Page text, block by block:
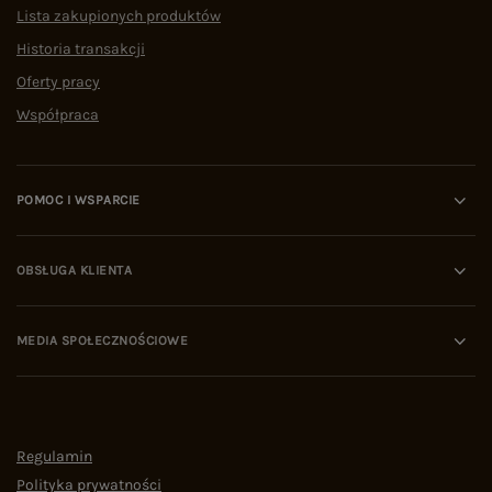
Lista zakupionych produktów
Historia transakcji
Oferty pracy
Współpraca
POMOC I WSPARCIE
OBSŁUGA KLIENTA
MEDIA SPOŁECZNOŚCIOWE
Regulamin
Polityka prywatności